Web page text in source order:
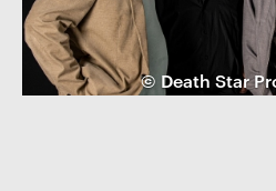
© Death Star